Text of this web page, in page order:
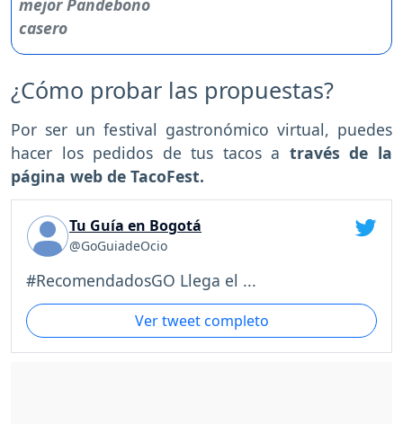
¿Cómo probar las propuestas?
Por ser un festival gastronómico virtual, puedes
hacer los pedidos de tus tacos a través de la
página web de TacoFest.
Tu Guía en Bogotá
@GoGuiadeOcio
#RecomendadosGO Llega el ...
Ver tweet completo